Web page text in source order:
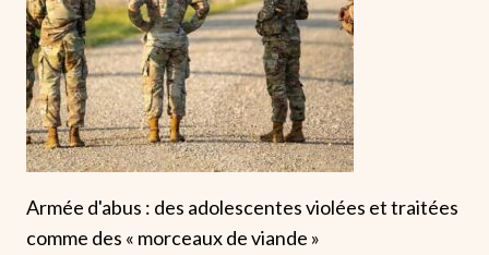
Armée d'abus : des adolescentes violées et traitées
comme des « morceaux de viande »